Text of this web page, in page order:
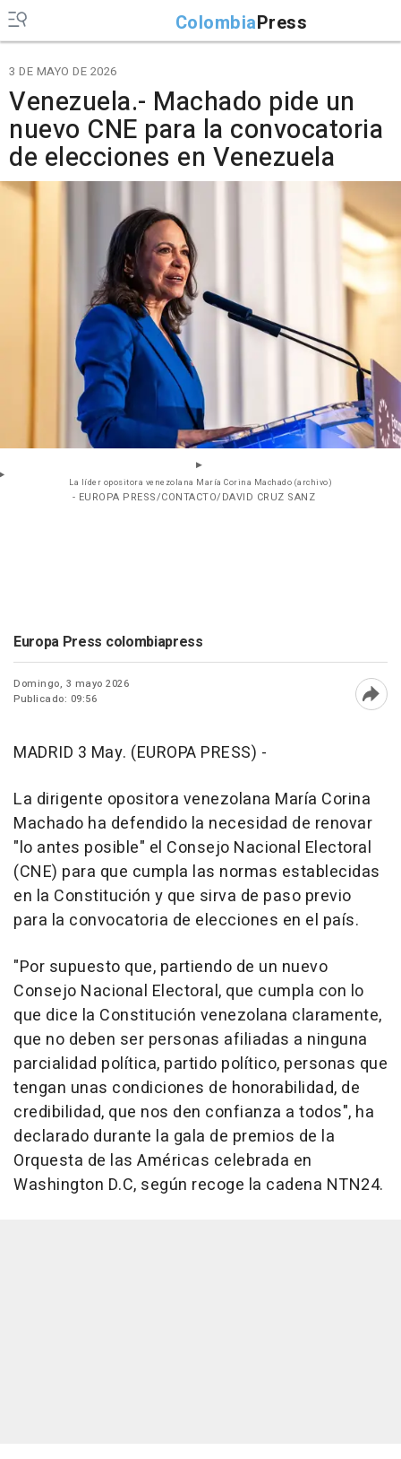
ColombiaPress
3 DE MAYO DE 2026
Venezuela.- Machado pide un
nuevo CNE para la convocatoria
de elecciones en Venezuela
La líder opositora venezolana María Corina Machado (archivo)
- EUROPA PRESS/CONTACTO/DAVID CRUZ SANZ
Europa Press colombiapress
Domingo, 3 mayo 2026
Publicado: 09:56
MADRID 3 May. (EUROPA PRESS) -
La dirigente opositora venezolana María Corina
Machado ha defendido la necesidad de renovar
"lo antes posible" el Consejo Nacional Electoral
(CNE) para que cumpla las normas establecidas
en la Constitución y que sirva de paso previo
para la convocatoria de elecciones en el país.
"Por supuesto que, partiendo de un nuevo
Consejo Nacional Electoral, que cumpla con lo
que dice la Constitución venezolana claramente,
que no deben ser personas afiliadas a ninguna
parcialidad política, partido político, personas que
tengan unas condiciones de honorabilidad, de
credibilidad, que nos den confianza a todos", ha
declarado durante la gala de premios de la
Orquesta de las Américas celebrada en
Washington D.C, según recoge la cadena NTN24.